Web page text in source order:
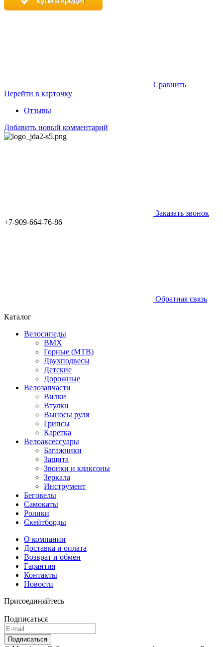
Сравнить
Перейти в карточку
Отзывы
Добавить новый комментарий
Заказать звонок
+7-909-664-76-86
Обратная связь
Каталог
Велосипеды
BMX
Горные (MTB)
Двухподвесы
Детские
Дорожные
Велозапчасти
Вилки
Втулки
Выносы руля
Грипсы
Каретка
Велоаксессуары
Багажники
Защита
Звонки и клаксоны
Зеркала
Инструмент
Беговелы
Самокаты
Ролики
Скейтборды
О компании
Доставка и оплата
Возврат и обмен
Гарантия
Контакты
Новости
Присоединяйтесь
Подписаться